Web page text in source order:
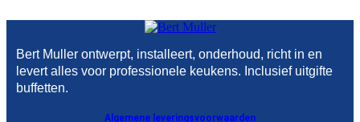
Bert Muller ontwerpt, installeert, onderhoud, richt in en
levert alles voor professionele keukens. Inclusief uitgifte
buffetten.
Algemene leveringsvoorwaarden